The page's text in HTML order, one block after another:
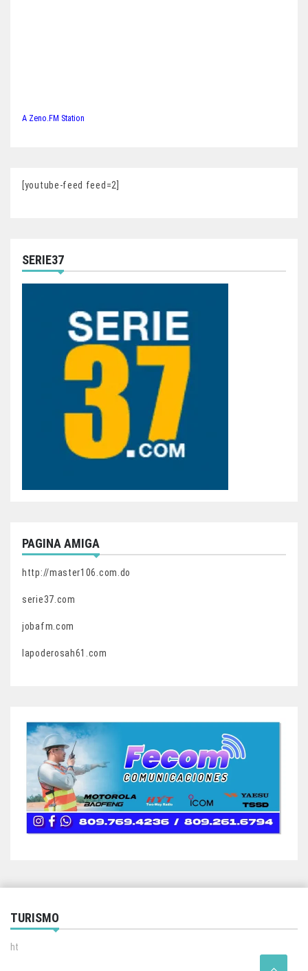
A Zeno.FM Station
[youtube-feed feed=2]
SERIE37
PAGINA AMIGA
http://master106.com.do
serie37.com
jobafm.com
lapoderosah61.com
TURISMO
ht